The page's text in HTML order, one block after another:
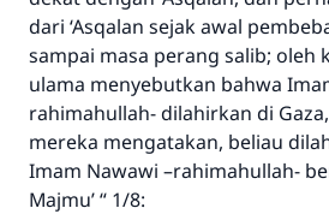
dari ‘Asqalan sejak awal
sampai masa perang salib; oleh
ulama menyebutkan bahwa
rahimahullah- dilahirkan di
mereka mengatakan, beliau
Imam Nawawi –rahimahullah-
Majmu’ “ 1/8: